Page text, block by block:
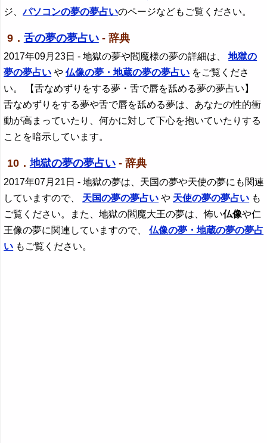
ジ、パソコンの夢の夢占いのページなどもご覧ください。
9． 舌の夢の夢占い- 辞典
2017年09月23日 - 地獄の夢や閻魔様の夢の詳細は、地獄の
夢の夢占い や仏像の夢・地蔵の夢の夢占い をご覧くださ
い。 【舌なめずりをする夢・舌で唇を舐める夢の夢占い】
舌なめずりをする夢や舌で唇を舐める夢は、あなたの性的衝
動が高まっていたり、何かに対して下心を抱いていたりする
ことを暗示しています。
10．地獄の夢の夢占い- 辞典
2017年07月21日 - 地獄の夢は、天国の夢や天使の夢にも関連
していますので、 天国の夢の夢占い や 天使の夢の夢占い も
ご覧ください。また、地獄の閻魔大王の夢は、怖い仏像や仁
王像の夢に関連していますので、仏像の夢・地蔵の夢の夢占
い もご覧ください。